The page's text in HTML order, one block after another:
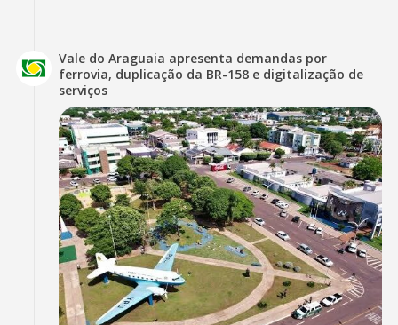
Vale do Araguaia apresenta demandas por
ferrovia, duplicação da BR-158 e digitalização de
serviços